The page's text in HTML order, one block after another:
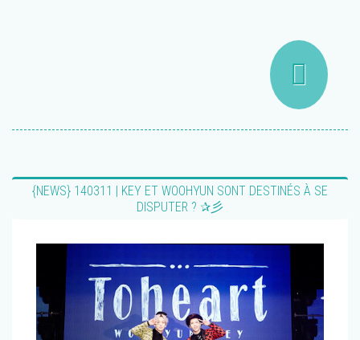
{NEWS} 140311 | KEY ET WOOHYUN SONT DESTINÉS À SE
DISPUTER ? ✰彡